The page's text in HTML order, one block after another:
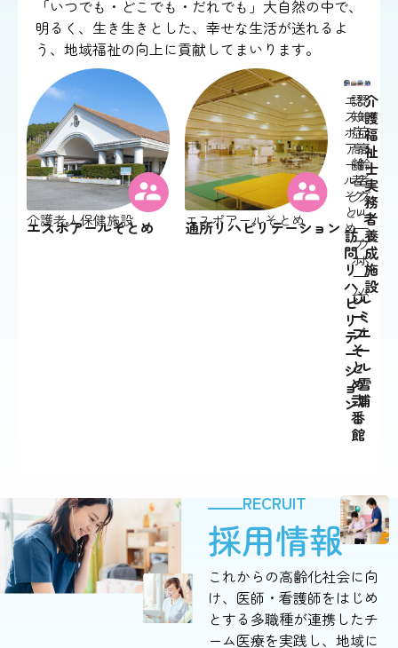
「いつでも・どこでも・だれでも」大自然の中で、
明るく、生き生きとした、幸せな生活が送れるよ
う、地域福祉の向上に貢献してまいります。
介護老人保健施設
エスポアールそとめ エスポアールそとめ
通所リハビリテーション
エ
ス
ポ
ア
ー
ル
そ
と
め
訪
問
リ
ハ
ビ
リ
テ
ー
シ
ョ
ン
認
知
症
高
齢
者
グ
ル
ー
プ
ホ
ー
ム
レ
ー
ブ
そ
と
め
弐
番
館
認
知
症
高
齢
者
グ
ル
ー
プ
ホ
ー
ム
ル
ミ
エ
ー
ル
雪
浦
介
護
福
祉
士
実
務
者
養
成
施
設
RECRUIT
採用情報
これからの高齢化社会に向
け、医師・看護師をはじめ
とする多職種が連携したチ
ーム医療を実践し、地域に